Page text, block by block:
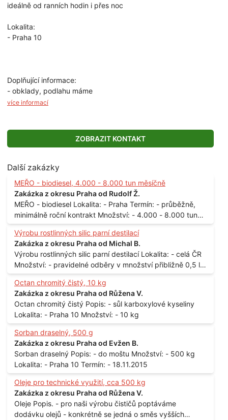
ideálně od ranních hodin i přes noc
Lokalita:
- Praha 10
Doplňující informace:
- obklady, podlahu máme
více informací
ZOBRAZIT KONTAKT
Další zakázky
MEŘO - biodiesel, 4.000 - 8.000 tun měsíčně
Zakázka z okresu Praha od Rudolf Ž.
MEŘO - biodiesel Lokalita: - Praha Termín: - průběžně,
minimálně roční kontrakt Množství: - 4.000 - 8.000 tun
měsíčně
Výrobu rostlinných silic parní destilací
Zakázka z okresu Praha od Michal B.
Výrobu rostlinných silic parní destilací Lokalita: - celá ČR
Množství: - pravidelné odběry v množství přibližně 0,5 l
až 1 l
Octan chromitý čistý, 10 kg
Zakázka z okresu Praha od Růžena V.
Octan chromitý čistý Popis: - sůl karboxylové kyseliny
Lokalita: - Praha 10 Množství: - 10 kg
Sorban draselný, 500 g
Zakázka z okresu Praha od Evžen B.
Sorban draselný Popis: - do moštu Množství: - 500 kg
Lokalita: - Praha 10 Termín: - 18.11.2015
Oleje pro technické využití, cca 500 kg
Zakázka z okresu Praha od Růžena V.
Oleje Popis. - pro naši výrobu čističů poptáváme
dodávku olejů - konkrétně se jedná o směs vyšších